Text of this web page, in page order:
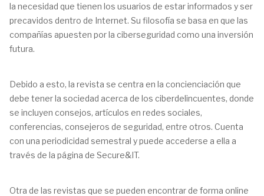
la necesidad que tienen los usuarios de estar informados y ser
precavidos dentro de Internet. Su filosofía se basa en que las
compañías apuesten por la ciberseguridad como una inversión
futura.
Debido a esto, la revista se centra en la concienciación que
debe tener la sociedad acerca de los ciberdelincuentes, donde
se incluyen consejos, artículos en redes sociales,
conferencias, consejeros de seguridad, entre otros. Cuenta
con una periodicidad semestral y puede accederse a ella a
través de la página de Secure&IT.
Otra de las revistas que se pueden encontrar de forma online